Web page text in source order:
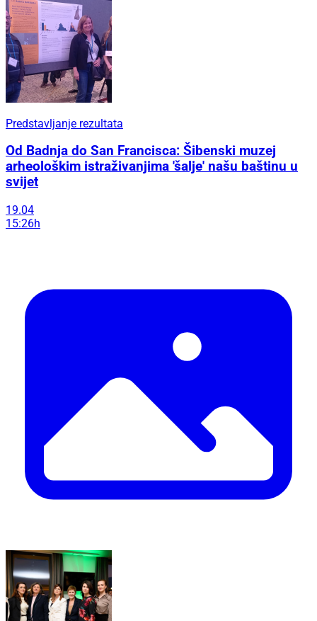
Predstavljanje rezultata
Od Badnja do San Francisca: Šibenski muzej
arheološkim istraživanjima 'šalje' našu baštinu u
svijet
19.04
15:26h